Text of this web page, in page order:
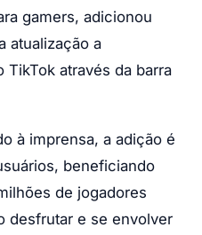
gamers, adicionou
atualização a
TikTok através da barra
à imprensa, a adição é
beneficiando
de jogadores
desfrutar e se envolver